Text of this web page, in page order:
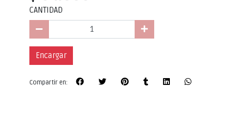
CANTIDAD
Encargar
Compartir en: